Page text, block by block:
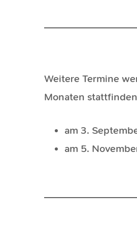
Weitere Termine
Monaten
am 3.
am 5.